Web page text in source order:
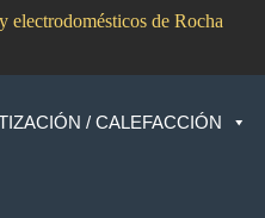
de Rocha
/ CALEFACCIÓN